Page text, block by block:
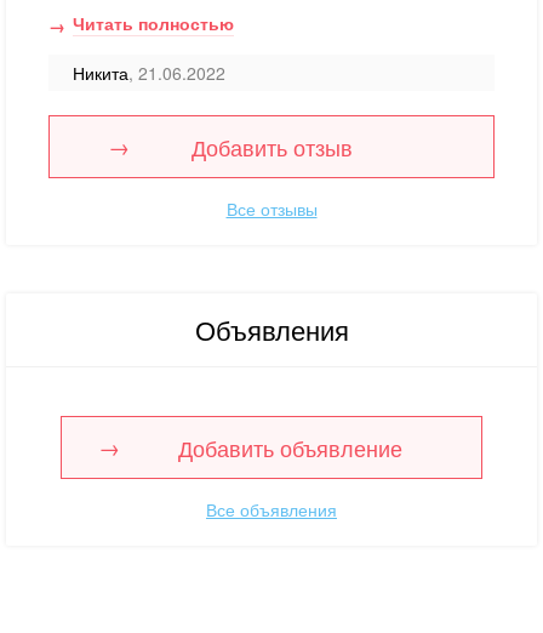
Читать полностью
Никита, 21.06.2022
Добавить отзыв
Все отзывы
Объявления
Добавить объявление
Все объявления